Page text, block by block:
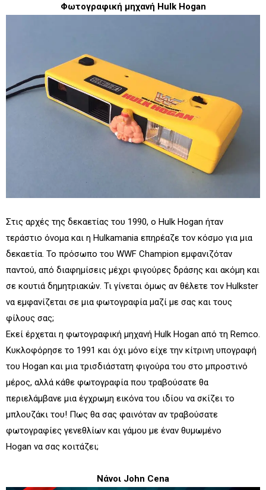
Φωτογραφική μηχανή Hulk Hogan
Στις αρχές της δεκαετίας του 1990, ο Hulk Hogan ήταν
τεράστιο όνομα και η Hulkamania επηρέαζε τον κόσμο για μια
δεκαετία. Το πρόσωπο του WWF Champion εμφανιζόταν
παντού, από διαφημίσεις μέχρι φιγούρες δράσης και ακόμη και
σε κουτιά δημητριακών. Τι γίνεται όμως αν θέλετε τον Hulkster
να εμφανίζεται σε μια φωτογραφία μαζί με σας και τους
φίλους σας;
Εκεί έρχεται η φωτογραφική μηχανή Hulk Hogan από τη Remco.
Κυκλοφόρησε το 1991 και όχι μόνο είχε την κίτρινη υπογραφή
του Hogan και μια τρισδιάστατη φιγούρα του στο μπροστινό
μέρος, αλλά κάθε φωτογραφία που τραβούσατε θα
περιελάμβανε μια έγχρωμη εικόνα του ιδίου να σκίζει το
μπλουζάκι του! Πως θα σας φαινόταν αν τραβούσατε
φωτογραφίες γενεθλίων και γάμου με έναν θυμωμένο
Hogan να σας κοιτάζει;
Νάνοι John Cena